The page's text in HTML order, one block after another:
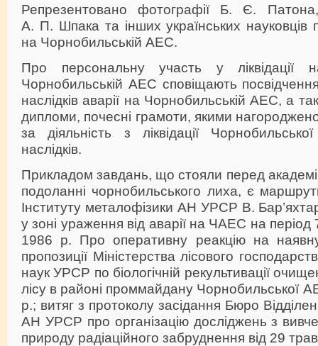
Репрезентовано фотографії Б. Є.
А. П. Шпака та інших українських науковців
на Чорнобильській АЕС.
Про персональну участь у ліквідації
Чорнобильській АЕС сповіщають посвідчення
наслідків аварії на Чорнобильській АЕС, а
дипломи, почесні грамоти, якими
за діяльність з ліквідації
наслідків.
Прикладом завдань, що стояли перед
подоланні чорнобильського лиха, є
Інституту металофізики АН УРСР В.
у зоні ураження від аварії на ЧАЕС на
1986 р. Про оперативну реакцію на наявну
пропозиції Міністерства лісового
наук УРСР по біологічній рекультивації
лісу в районі проммайдану Чорнобильської
р.; витяг з протоколу засідання Бюро
АН УРСР про організацію досліджень з
природу радіаційного забруднення від 29